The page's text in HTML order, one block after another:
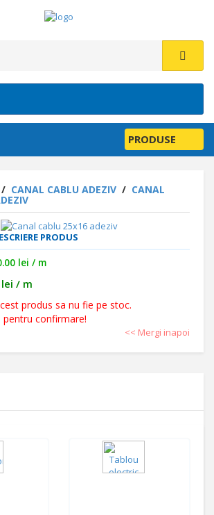
PRODUSE
/ CANAL CABLU ADEZIV / CANAL
PRODUS
lei / m
/ m
produs sa nu fie pe stoc.
pentru confirmare!
<< Mergi inapoi